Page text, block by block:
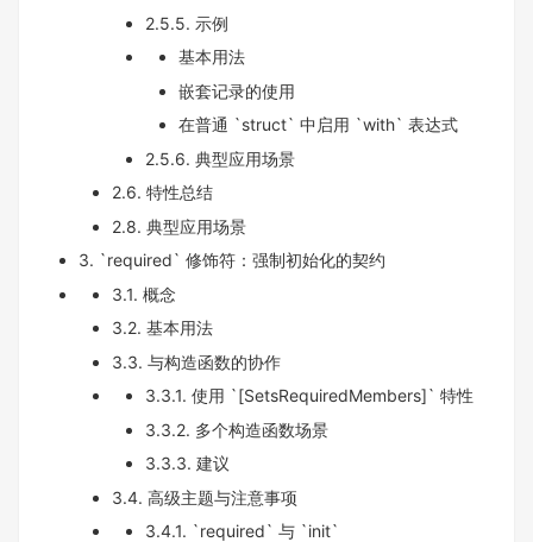
2.5.5. 示例
基本用法
嵌套记录的使用
在普通 `struct` 中启用 `with` 表达式
2.5.6. 典型应用场景
2.6. 特性总结
2.8. 典型应用场景
3. `required` 修饰符：强制初始化的契约
3.1. 概念
3.2. 基本用法
3.3. 与构造函数的协作
3.3.1. 使用 `[SetsRequiredMembers]` 特性
3.3.2. 多个构造函数场景
3.3.3. 建议
3.4. 高级主题与注意事项
3.4.1. `required` 与 `init`